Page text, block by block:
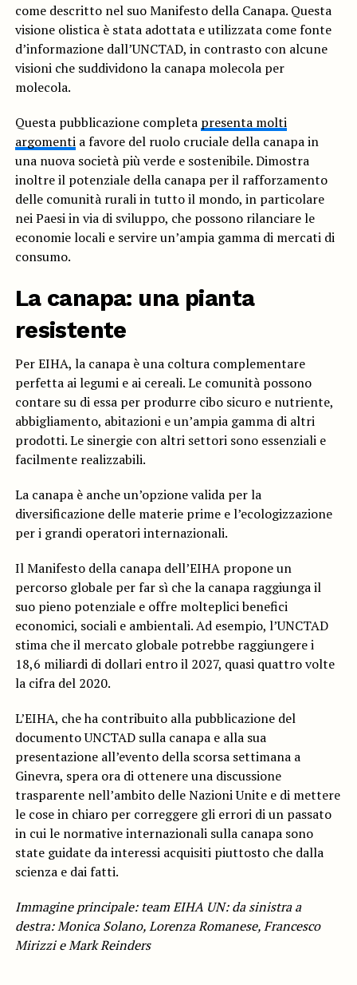
come descritto nel suo Manifesto della Canapa. Questa
visione olistica è stata adottata e utilizzata come fonte
d’informazione dall’UNCTAD, in contrasto con alcune
visioni che suddividono la canapa molecola per
molecola.
Questa pubblicazione completa presenta molti
argomentia favore del ruolo cruciale della canapa in
una nuova società più verde e sostenibile. Dimostra
inoltre il potenziale della canapa per il rafforzamento
delle comunità rurali in tutto il mondo, in particolare
nei Paesi in via di sviluppo, che possono rilanciare le
economie locali e servire un’ampia gamma di mercati di
consumo.
La canapa: una pianta
resistente
Per EIHA, la canapa è una coltura complementare
perfetta ai legumi e ai cereali. Le comunità possono
contare su di essa per produrre cibo sicuro e nutriente,
abbigliamento, abitazioni e un’ampia gamma di altri
prodotti. Le sinergie con altri settori sono essenziali e
facilmente realizzabili.
La canapa è anche un’opzione valida per la
diversificazione delle materie prime e l’ecologizzazione
per i grandi operatori internazionali.
Il Manifesto della canapa dell’EIHA propone un
percorso globale per far sì che la canapa raggiunga il
suo pieno potenziale e offre molteplici benefici
economici, sociali e ambientali. Ad esempio, l’UNCTAD
stima che il mercato globale potrebbe raggiungere i
18,6 miliardi di dollari entro il 2027, quasi quattro volte
la cifra del 2020.
L’EIHA, che ha contribuito alla pubblicazione del
documento UNCTAD sulla canapa e alla sua
presentazione all’evento della scorsa settimana a
Ginevra, spera ora di ottenere una discussione
trasparente nell’ambito delle Nazioni Unite e di mettere
le cose in chiaro per correggere gli errori di un passato
in cui le normative internazionali sulla canapa sono
state guidate da interessi acquisiti piuttosto che dalla
scienza e dai fatti.
Immagine principale: team EIHA UN: da sinistra a
destra: Monica Solano, Lorenza Romanese, Francesco
Mirizzi e Mark Reinders